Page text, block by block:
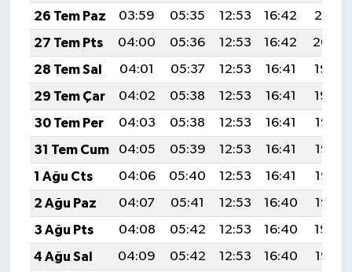
26 Tem Paz
03:59 05:35 12:53 16:42
20:01
27 Tem Pts
04:00 05:36 12:53 16:42
20:00
28 Tem Sal
04:01 05:37 12:53 16:41
19:59
29 Tem Çar
04:02 05:38 12:53 16:41
19:59
30 Tem Per
04:03 05:38 12:53 16:41
19:58
31 Tem Cum
04:05 05:39 12:53 16:41
19:57
1 Ağu Cts
04:06 05:40 12:53 16:41
19:56
2 Ağu Paz
04:07 05:41 12:53 16:40
19:55
3 Ağu Pts
04:08 05:42 12:53 16:40
19:54
4 Ağu Sal
04:09 05:42 12:53 16:40
19:53